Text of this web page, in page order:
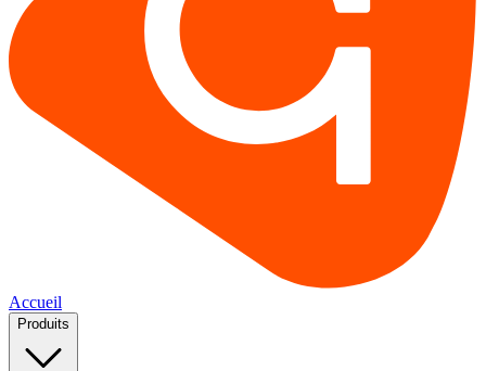
Accueil
Produits